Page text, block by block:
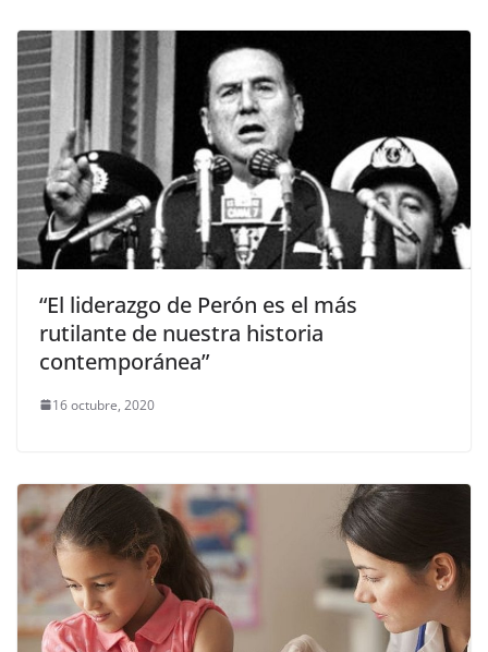
“El liderazgo de Perón es el más
rutilante de nuestra historia
contemporánea”
16 octubre, 2020